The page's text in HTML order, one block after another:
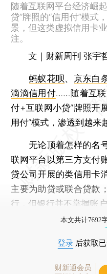
随着互联网平台经济崛
贷”牌照的“信用付”模式
景，但这类虚拟信用卡
注。
文｜财新周刊 张宇
蚂蚁花呗、 京东白
滴滴信用付……随着互联
付+互联网小贷”牌照开
用付”模式，渗透到越来
无论顶着怎样的名号
联网平台以第三方支付
贷公司开展的类信用卡
主要为助贷或联合贷款
行，但银行并不掌握账
本文共计7692
登录 后获取
财新通会员